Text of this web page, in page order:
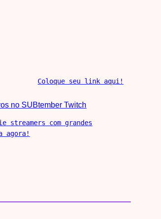
Coloque seu link aqui!
no SUBtember Twitch
streamers com grandes
agora!